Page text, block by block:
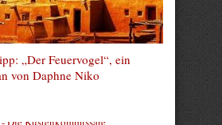
„Der Feuervogel“, ein
von Daphne Niko